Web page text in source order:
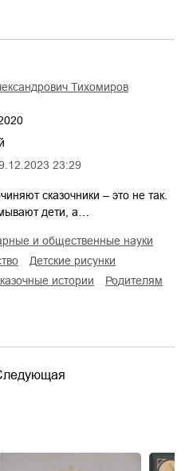
23:29
Тихомиров
сказочники – это не так.
дети, а…
и общественные науки
детские рисунки
сказочные истории
родителям